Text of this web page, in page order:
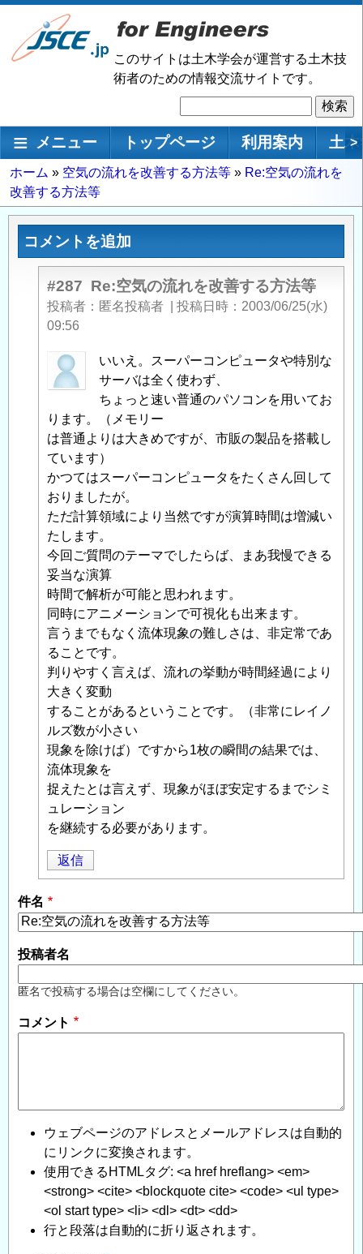
メ
ン
移
動
このサイトは土木学会が運営する土木技
術者のための情報交流サイトです。
索
メインナビゲーション
メニュー トップページ 利用案内 土 >
パ
ン
く
ホーム 空気の流れを改善する方法等
Re:空気の流れを
改善する方法等
コメントを追加
#287 Re:空気の流れを改善する方法等
投稿者 匿名投稿者 投稿日時
2003/06/25(水)
09:56
匿
名
稿
者
に
よ
る
「Re:
空
気
の
流
れ
を
改
善
す
る
方
法
等」
へ
の
返
信
いいえ。スーパーコンピュータや特別な
サーバは全く使わず、
ちょっと速い普通のパソコンを用いてお
ります。（メモリー
は普通よりは大きめですが、市販の製品を搭載し
ています）
かつてはスーパーコンピュータをたくさん回して
おりましたが。
ただ計算領域により当然ですが演算時間は増減い
たします。
今回ご質問のテーマでしたらば、まあ我慢できる
妥当な演算
時間で解析が可能と思われます。
同時にアニメーションで可視化も出来ます。
言うまでもなく流体現象の難しさは、非定常であ
ることです。
判りやすく言えば、流れの挙動が時間経過により
大きく変動
することがあるということです。（非常にレイノ
ルズ数が小さい
現象を除けば）ですから1枚の瞬間の結果では、
流体現象を
捉えたとは言えず、現象がほぼ安定するまでシミ
ュレーション
を継続する必要があります。
返信
件名
投稿者名
匿名で投稿する場合は空欄にしてください。
コメント
ウェブページのアドレスとメールアドレスは自動的
にリンクに変換されます。
使用できるHTMLタグ: <a href hreflang> <em>
<strong> <cite> <blockquote cite> <code> <ul type>
<ol start type> <li> <dl> <dt> <dd>
行と段落は自動的に折り返されます。